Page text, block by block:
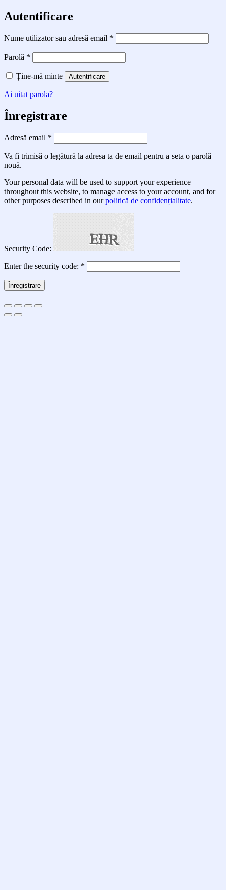
Autentificare
Nume utilizator sau adresă email *
Parolă *
Ține-mă minte Autentificare
Ai uitat parola?
Înregistrare
Adresă email *
Va fi trimisă o legătură la adresa ta de email pentru a seta o parolă
nouă.
Your personal data will be used to support your experience
throughout this website, to manage access to your account, and for
other purposes described in ourpolitică de confidențialitate.
Security Code:
Enter the security code: *
Înregistrare